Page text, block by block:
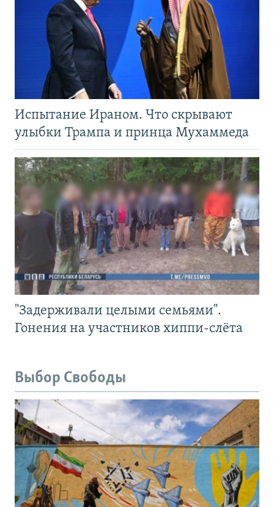
Испытание Ираном. Что скрывают
улыбки Трампа и принца Мухаммеда
"Задерживали целыми семьями".
Гонения на участников хиппи-слёта
Выбор Свободы